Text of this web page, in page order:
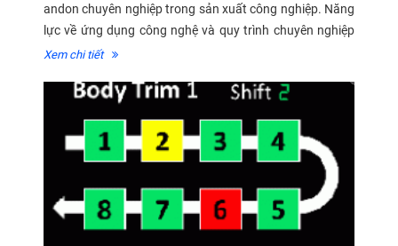
andon chuyên nghiệp trong sản xuất công nghiệp. Năng
lực về ứng dụng công nghệ và quy trình chuyên nghiệp
trong việc cung cấp hệ thống andon đã được chứng
Xem chi tiết